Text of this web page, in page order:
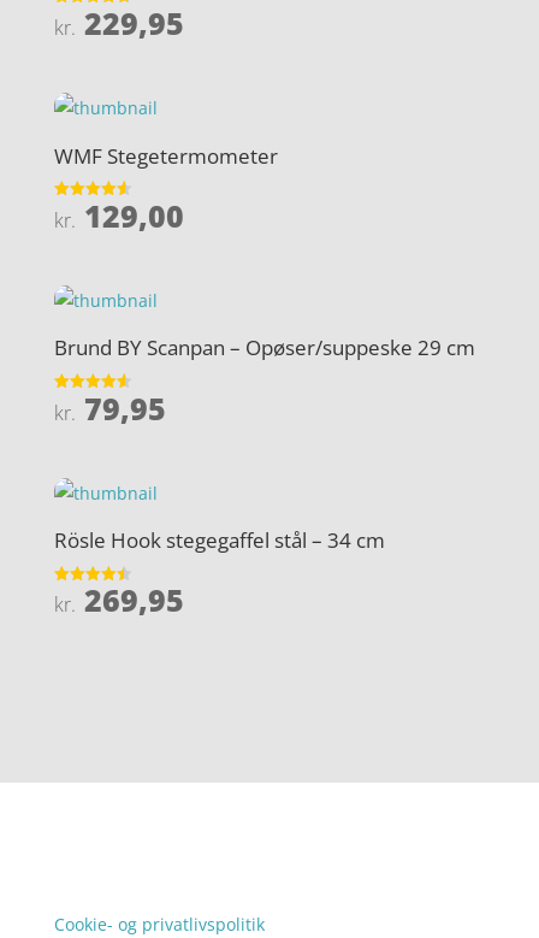
Vurderet
4.7
kr. 229,95
WMF Stegetermometer
Vurderet
4.6
kr. 129,00
Brund BY Scanpan – Opøser/suppeske 29 cm
Vurderet
4.6
kr. 79,95
Rösle Hook stegegaffel stål – 34 cm
Vurderet
4.5
kr. 269,95
Cookie- og privatlivspolitik